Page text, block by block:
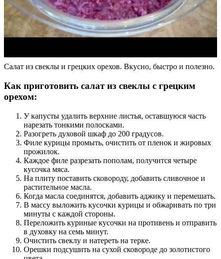
Салат из свеклы и грецких орехов. Вкусно, быстро и полезно.
Как приготовить салат из свеклы с грецким
орехом:
У капусты удалить верхние листья, оставшуюся часть
нарезать тонкими полосками.
Разогреть духовой шкаф до 200 градусов.
Филе курицы промыть, очистить от пленок и жировых
прожилок.
Каждое филе разрезать пополам, получится четыре
кусочка мяса.
На плиту поставить сковороду, добавить сливочное и
растительное масла.
Когда масла соединятся, добавить аджику и перемешать.
В массу выложить кусочки курицы и обжаривать по три
минуты с каждой стороны.
Переложить куриные кусочки на противень и отправить
в духовку на семь минут.
Очистить свеклу и натереть на терке.
Орешки подсушить на сухой сковороде до золотистого